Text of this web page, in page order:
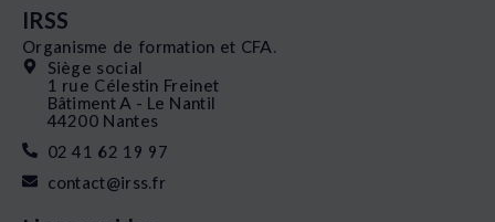
IRSS
Organisme de formation et CFA.
Siège social
1 rue Célestin Freinet
Bâtiment A - Le Nantil
44200 Nantes
02 41 62 19 97
contact@irss.fr